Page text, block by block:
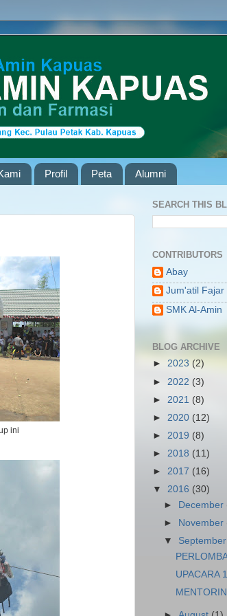
Profil Peta Alumni
ini
SEARCH THIS
CONTRIBUTORS
Abay
Jum'atil Fajar
SMK Al-Amin
BLOG ARCHIVE
► 2023 (2)
► 2022 (3)
► 2021 (8)
► 2020 (12)
► 2019 (8)
► 2018 (11)
► 2017 (16)
▼ 2016 (30)
►
December
►
November
▼
UPACARA